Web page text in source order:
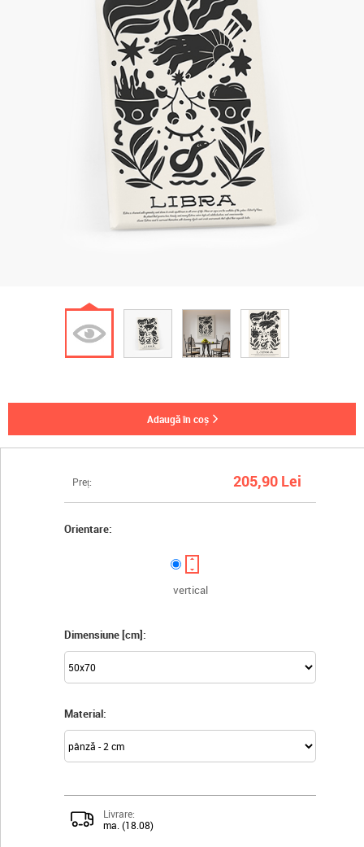
Preț: 205,90 Lei
Orientare:
vertical
Dimensiune [cm]:
Material:
Livrare:
ma. (18.08)
adaugă în coș